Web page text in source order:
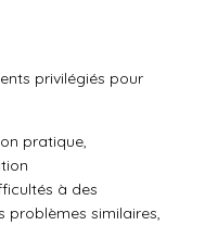
privilégiés pour
pratique,
à des
problèmes similaires,